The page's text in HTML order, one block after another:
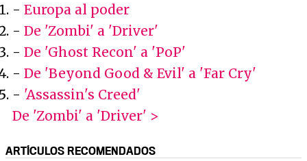
- Europa al poder
- De 'Zombi' a 'Driver'
- De 'Ghost Recon' a 'PoP'
- De 'Beyond Good & Evil' a 'Far Cry'
- 'Assassin's Creed'
De 'Zombi' a 'Driver' >
ARTÍCULOS RECOMENDADOS